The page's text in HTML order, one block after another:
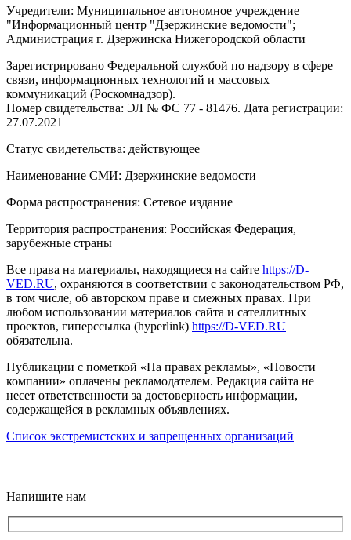
Учредители: Муниципальное автономное учреждение
"Информационный центр "Дзержинские ведомости";
Администрация г. Дзержинска Нижегородской области
Зарегистрировано Федеральной службой по надзору в сфере
связи, информационных технологий и массовых
коммуникаций (Роскомнадзор).
Номер свидетельства: ЭЛ № ФС 77 - 81476. Дата регистрации:
27.07.2021
Статус свидетельства: действующее
Наименование СМИ: Дзержинские ведомости
Форма распространения: Сетевое издание
Территория распространения: Российская Федерация,
зарубежные страны
Все права на материалы, находящиеся на сайте https://D-
VED.RU, охраняются в соответствии с законодательством РФ,
в том числе, об авторском праве и смежных правах. При
любом использовании материалов сайта и сателлитных
проектов, гиперссылка (hyperlink) https://D-VED.RU
обязательна.
Публикации с пометкой «На правах рекламы», «Новости
компании» оплачены рекламодателем. Редакция сайта не
несет ответственности за достоверность информации,
содержащейся в рекламных объявлениях.
Список экстремистских и запрещенных организаций
Напишите нам